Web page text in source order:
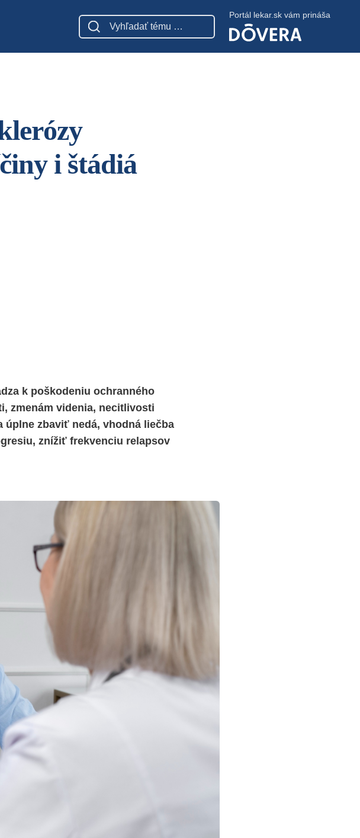
Portál lekar.sk vám prináša
i štádiá
k poškodeniu ochranného
zmenám videnia, necitlivosti
úplne zbaviť nedá, vhodná liečba
znížiť frekvenciu relapsov